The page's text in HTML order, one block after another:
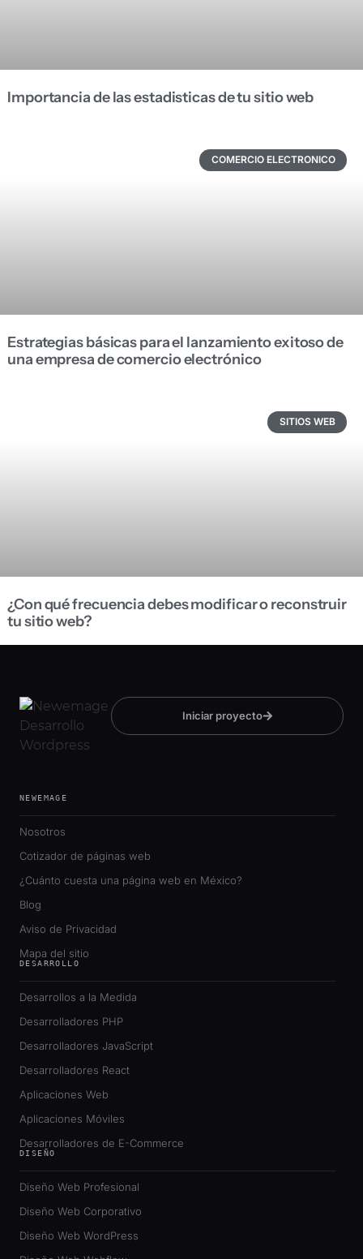
Importancia de las estadisticas de tu sitio web
COMERCIO ELECTRONICO
Estrategias básicas para el lanzamiento exitoso de
una empresa de comercio electrónico
SITIOS WEB
¿Con qué frecuencia debes modificar o reconstruir
tu sitio web?
Iniciar proyecto
NEWEMAGE
Nosotros
Cotizador de páginas web
¿Cuánto cuesta una página web en México?
Blog
Aviso de Privacidad
Mapa del sitio
DESARROLLO
Desarrollos a la Medida
Desarrolladores PHP
Desarrolladores JavaScript
Desarrolladores React
Aplicaciones Web
Aplicaciones Móviles
Desarrolladores de E-Commerce
DISEÑO
Diseño Web Profesional
Diseño Web Corporativo
Diseño Web WordPress